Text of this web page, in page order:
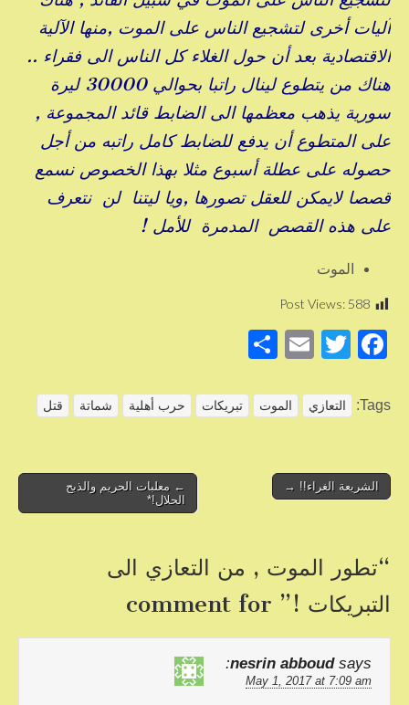
آليات أخرى لتشجيع الناس على الموت ,منها الآلية
الاقتصادية بعد أن حول الغلاء كل الناس الى فقراء ..
هناك من يتطوع لينال راتبا بحوالي 30000 ليرة
سورية يذهب معظمها الى الضابط قائد المجموعة ,
على المتطوع أن يدفع للضابط كامل راتبه من أجل
حصوله على عطلة أسبوع مثلا بهذا الخصوص نسمع
قصصا لايمكن للعقل تصورها ,ويا ليتنا لن نتعرف
على هذه القصص المدمرة للأمل !
الموت
Post Views: 588
F
c
o
T
tt
E
ail
ar
Tags: التعازي الموت تبريكات حرب أهلية شماتة قتل
Post
← معلبات الحريم والذبح
الحلال!*
الشريعة الغراء!! →
“تطور الموت , من التعازي الى
التبريكات !” comment for
nesrin abboud says:
May 1, 2017 at 7:09 am